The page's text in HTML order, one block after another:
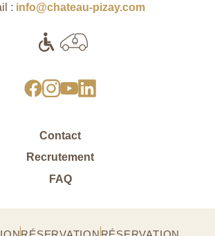
: info@chateau-pizay.com
Contact
Recrutement
FAQ